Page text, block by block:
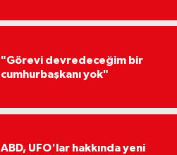
"Görevi devredeceğim bir
cumhurbaşkanı yok"
ABD, UFO'lar hakkında yeni